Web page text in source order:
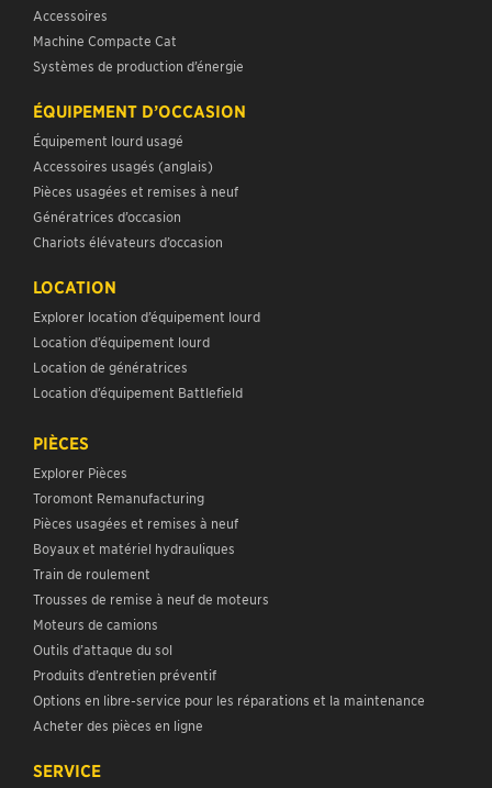
Accessoires
Machine Compacte Cat
Systèmes de production d’énergie
ÉQUIPEMENT D’OCCASION
Équipement lourd usagé
Accessoires usagés (anglais)
Pièces usagées et remises à neuf
Génératrices d’occasion
Chariots élévateurs d’occasion
LOCATION
Explorer location d’équipement lourd
Location d’équipement lourd
Location de génératrices
Location d’équipement Battlefield
PIÈCES
Explorer Pièces
Toromont Remanufacturing
Pièces usagées et remises à neuf
Boyaux et matériel hydrauliques
Train de roulement
Trousses de remise à neuf de moteurs
Moteurs de camions
Outils d’attaque du sol
Produits d’entretien préventif
Options en libre-service pour les réparations et la maintenance
Acheter des pièces en ligne
SERVICE